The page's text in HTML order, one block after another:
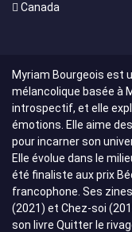
Canada
Myriam Bourgeois est
mélancolique basée à
introspectif, et elle
émotions. Elle aime
pour incarner son
Elle évolue dans le
été finaliste aux prix
francophone. Ses
(2021) et Chez-soi
son livre Quitter le